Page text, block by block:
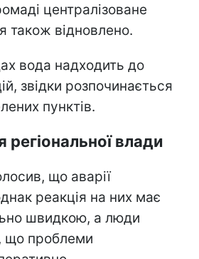
централізоване
також відновлено.
вода надходить до
звідки розпочинається
пунктів.
регіональної влади
що аварії
реакція на них має
швидкою, а люди
що проблеми